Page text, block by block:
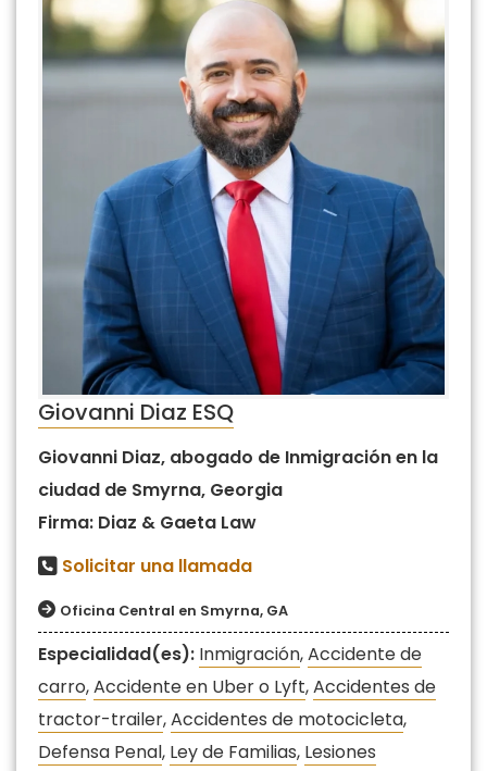
Giovanni Diaz ESQ
Giovanni Diaz, abogado de Inmigración en la
ciudad de Smyrna, Georgia
Firma: Diaz & Gaeta Law
Solicitar una llamada
Oficina Central en Smyrna, GA
Especialidad(es): Inmigración,Accidente de
carro,Accidente en Uber o Lyft,Accidentes de
tractor-trailer,Accidentes de motocicleta,
Defensa Penal, Ley de Familias, Lesiones